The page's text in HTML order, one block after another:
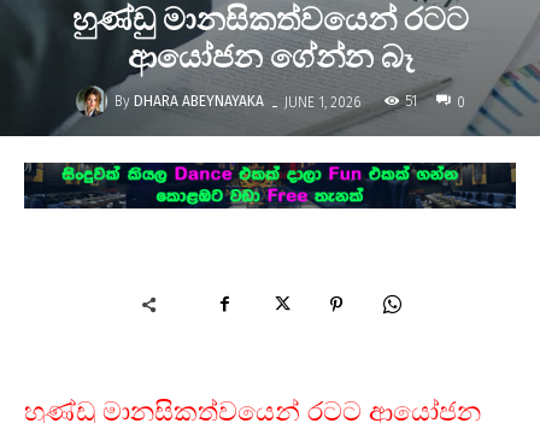
හුණ්ඩු මානසිකත්වයෙන් රටට
ආයෝජන ගේන්න බෑ
By DHARA ABEYNAYAKA - JUNE 1, 2026 51 0
හුණ්ඩු මානසිකත්වයෙන් රටට ආයෝජන